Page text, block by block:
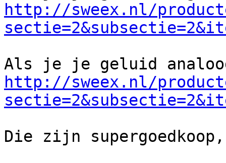
http://sweex.nl/
http://sweex.nl/
Die zijn